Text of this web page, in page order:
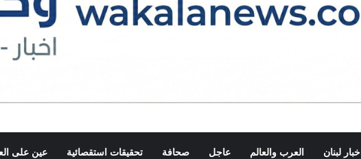
اخبار لبنان العرب والعالم عاجل صحافة تحقيقات استقصائية عين على